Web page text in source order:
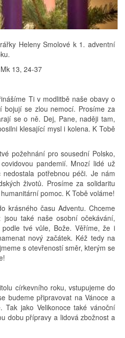
Heleny Smolové k 1. adventní
13, 24-37
Ti v modlitbě naše obavy o
bojují se zlou nemocí. Prosíme za
se o ně. Dej, Pane, naději tam,
klesající mysl i kolena. K Tobě
požehnání pro sousední Polsko,
pandemií. Mnozí lidé už
potřebnou péči. Je nám
životů. Prosíme za solidaritu
pomoc. K Tobě voláme!
krásného času Adventu. Chceme
také naše osobní očekávání,
tvé vůle, Bože. Věříme, že i
nový začátek. Kéž tedy na
s otevřeností směr, kterým se
církevního roku, vstupujeme do
budeme připravovat na Vánoce a
Tak jako Velikonoce také vánoční
dobu přípravy a lidová zbožnost a